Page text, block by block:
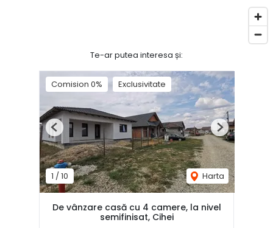
Te-ar putea interesa și:
Comision 0% Exclusivitate
1 /10 Harta
Previous Next
De vânzare casă cu 4 camere, la nivel
semifinisat, Cihei